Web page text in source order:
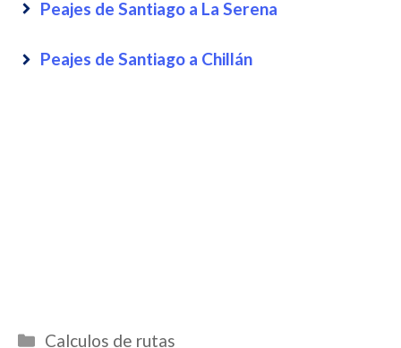
Peajes de Santiago a La Serena
Peajes de Santiago a Chillán
Categories
Calculos de rutas